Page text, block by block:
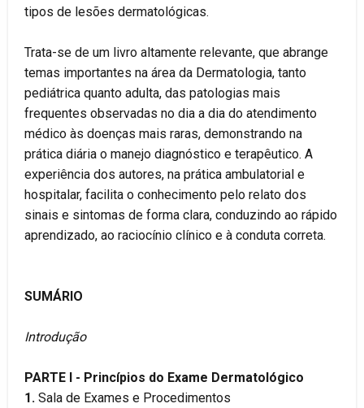
tipos de lesões dermatológicas.
Trata-se de um livro altamente relevante, que abrange
temas importantes na área da Dermatologia, tanto
pediátrica quanto adulta, das patologias mais
frequentes observadas no dia a dia do atendimento
médico às doenças mais raras, demonstrando na
prática diária o manejo diagnóstico e terapêutico. A
experiência dos autores, na prática ambulatorial e
hospitalar, facilita o conhecimento pelo relato dos
sinais e sintomas de forma clara, conduzindo ao rápido
aprendizado, ao raciocínio clínico e à conduta correta.
SUMÁRIO
Introdução
PARTE I - Princípios do Exame Dermatológico
1. Sala de Exames e Procedimentos